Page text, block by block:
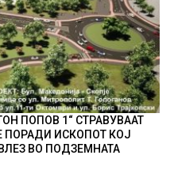
ПОПОВ 1“ СТРАВУВААТ
ПОРАДИ ИСКОПОТ КОЈ
ВО ПОДЗЕМНАТА